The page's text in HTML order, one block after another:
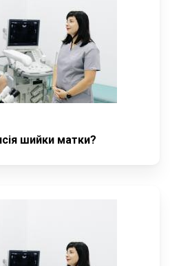
шийки матки?